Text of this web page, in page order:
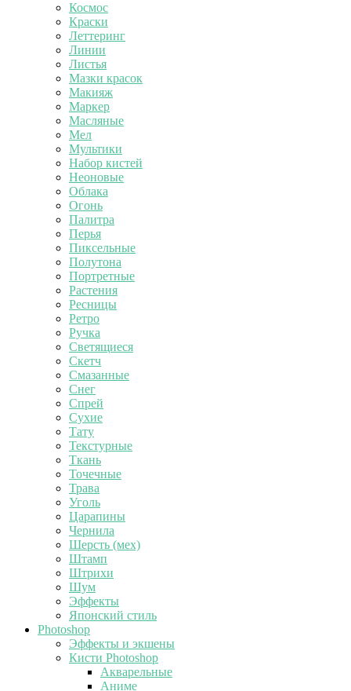
Космос
Краски
Леттеринг
Линии
Листья
Мазки красок
Макияж
Маркер
Масляные
Мел
Мультики
Набор кистей
Неоновые
Облака
Огонь
Палитра
Перья
Пиксельные
Полутона
Портретные
Растения
Ресницы
Ретро
Ручка
Светящиеся
Скетч
Смазанные
Снег
Спрей
Сухие
Тату
Текстурные
Ткань
Точечные
Трава
Уголь
Царапины
Чернила
Шерсть (мех)
Штамп
Штрихи
Шум
Эффекты
Японский стиль
Photoshop
Эффекты и экшены
Кисти Photoshop
Акварельные
Аниме